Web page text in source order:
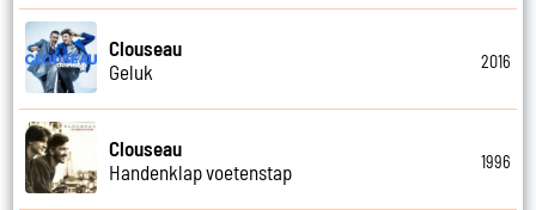
Clouseau
Geluk
2016
Clouseau
Handenklap voetenstap
1996